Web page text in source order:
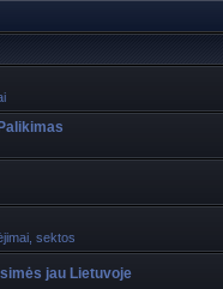
sektos
jau Lietuvoje